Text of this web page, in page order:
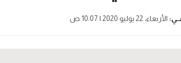
الأربعاء، 22 يوليو 2020 | 10:07 ص